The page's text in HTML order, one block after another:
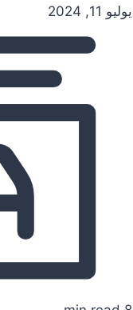
يوليو 11, 2024